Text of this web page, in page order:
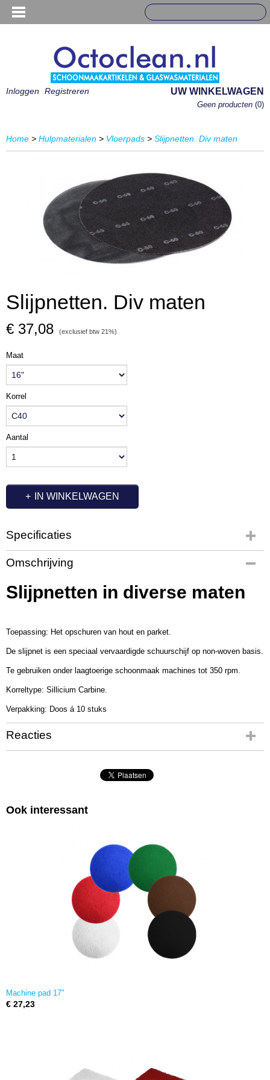
Inloggen Registreren UW WINKELWAGEN
Geen producten (0)
Home > Hulpmaterialen > Vloerpads > Slijpnetten. Div maten
Slijpnetten. Div maten
€ 37,08 (exclusief btw 21%)
Maat
Korrel
Aantal
IN WINKELWAGEN
Specificaties
Productcode
RT3009
Omschrijving
Slijpnetten in diverse maten
Toepassing: Het opschuren van hout en parket.
De slijpnet is een speciaal vervaardigde schuurschijf op non-woven basis.
Te gebruiken onder laagtoerige schoonmaak machines tot 350 rpm.
Korreltype: Sillicium Carbine.
Verpakking: Doos á 10 stuks
Reacties
Ook interessant
Machine pad 17"
€ 27,23